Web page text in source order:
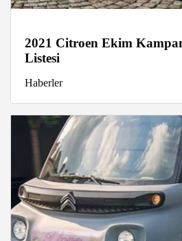
2021 Citroen Ekim
Listesi
Haberler